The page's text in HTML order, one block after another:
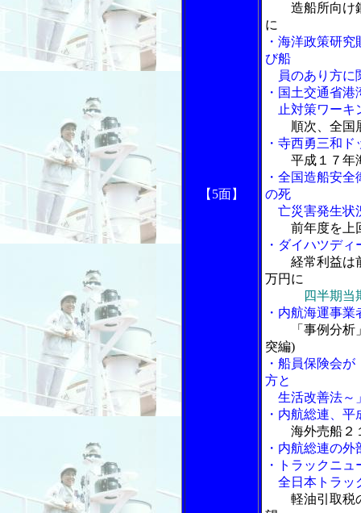
【5面】
造船所向け
に
・海洋政策研
び船
員のあり方に
・国土交通省
止対策ワーキ
順次、全国
・寺西勇三和
平成１７年
・全国造船安
の死
亡災害発生状
前年度を上
・ダイハツデ
経常利益は
万円に
四半期当
・内航海運事業
「事例分
突編)
・船員保険会
方と
生活改善法～
・内航総連、
海外売船２
・内航総連の
・トラックニュ
全日本トラッ
軽油引取税